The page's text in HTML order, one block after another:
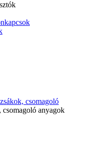
csomagoló
anyagok